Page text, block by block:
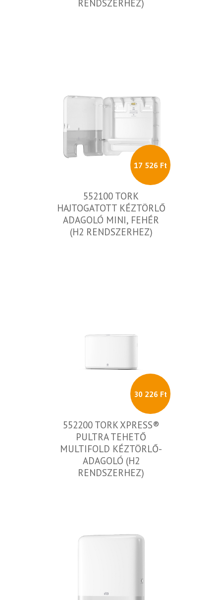
RENDSZERHEZ)
17 526 Ft
552100 TORK
HAJTOGATOTT KÉZTÖRLŐ
ADAGOLÓ MINI, FEHÉR
(H2 RENDSZERHEZ)
30 226 Ft
552200 TORK XPRESS®
PULTRA TEHETŐ
MULTIFOLD KÉZTÖRLŐ-
ADAGOLÓ (H2
RENDSZERHEZ)